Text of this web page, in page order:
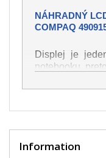
NÁHRADNÝ
COMPAQ
Displej je
notebooku,
tohto
najväčšou
poškodenie
Information